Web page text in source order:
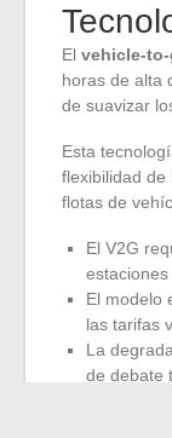
El vehicle-to-
horas de alta
de suavizar
Esta
flexibilidad de
flotas de
El V2G
El modelo
las tarifas
La
de debate